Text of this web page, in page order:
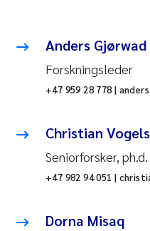
Anders Gjørwad
Forskningsleder
+47 959 28 778 |
Christian
Seniorforsker, ph.d.
+47 982 94 051 |
Dorna Misaq